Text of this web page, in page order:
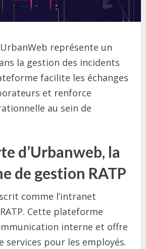
représente un
la gestion des incidents
facilite les échanges
et renforce
au sein de
d’Urbanweb, la
de gestion RATP
comme l’intranet
Cette plateforme
interne et offre
services pour les employés.